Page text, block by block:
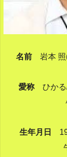
名前 岩本
愛称 ひか
生年月日